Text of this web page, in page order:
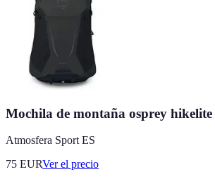
Mochila de montaña osprey
Atmosfera Sport ES
75 EURVer el precio